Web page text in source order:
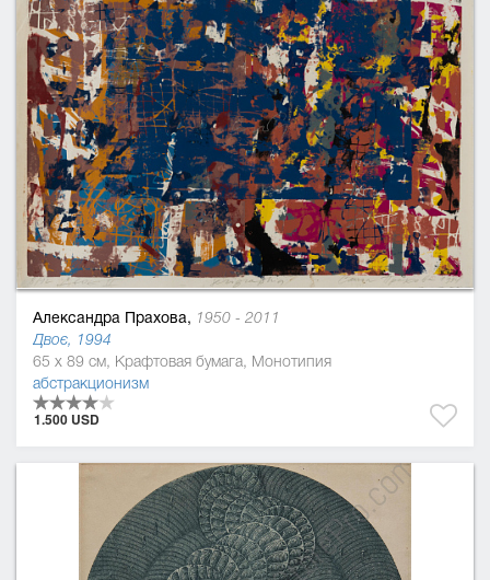
Александра Прахова, 1950 - 2011
Двоє, 1994
65 x 89 см, Крафтовая бумага, Монотипия
абстракционизм
1.500 USD